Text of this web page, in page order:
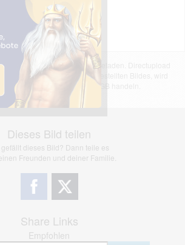
von einem Nutzer hochgeladen. Directupload
für den Inhalt des dargestellten Bildes, wird
nach §2(3) unserer AGB handeln.
Dieses Bild teilen
gefällt dieses Bild? Dann teile es
Freunden und deiner Familie.
Share Links
Empfohlen